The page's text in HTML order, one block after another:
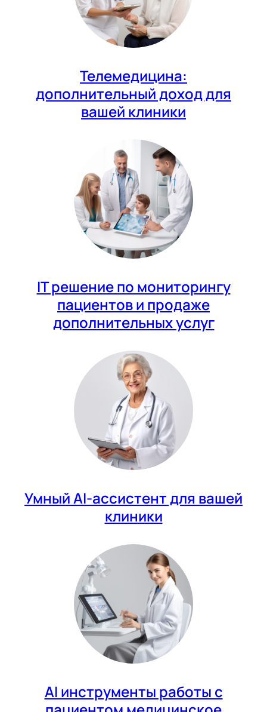
Телемедицина:
дополнительный доход для
вашей клиники
IT решение по мониторингу
пациентов и продаже
дополнительных услуг
Умный AI-ассистент для вашей
клиники
AI инструменты работы с